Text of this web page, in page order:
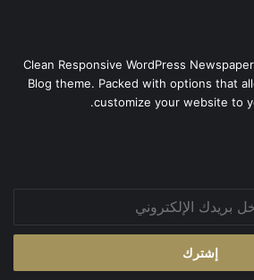
Clean Responsive WordPress
Blog theme. Packed with options that
customize your website to